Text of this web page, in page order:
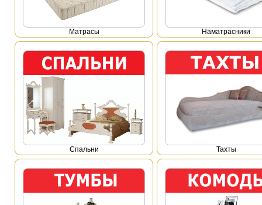
Mатрасы Наматрасники
Спальни Тахты